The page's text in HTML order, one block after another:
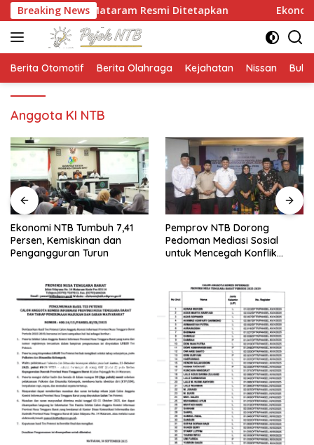
Langsung
ke
konten
Breaking News
UNW Mataram Resmi Ditetapkan Ekonomi NTB
Berita Otomotif Berita Olahraga Kejahatan Nissan
Anggota KI NTB
Ekonomi NTB Tumbuh 7,41
Persen, Kemiskinan dan
Pengangguran Turun
Pemprov NTB Dorong
Pedoman Mediasi Sosial
untuk Mencegah Konflik